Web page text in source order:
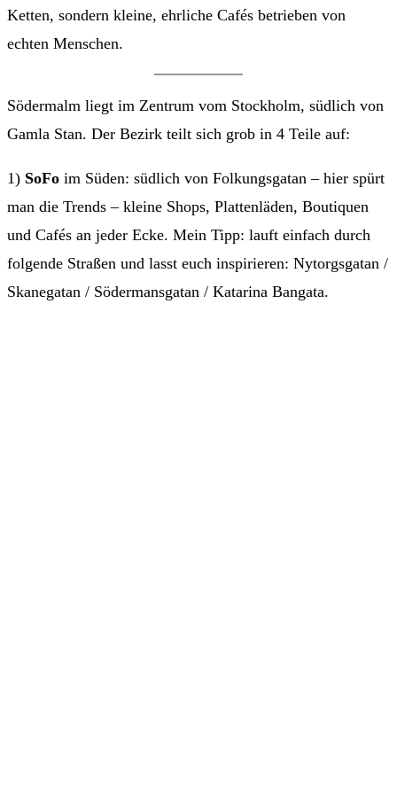
Ketten, sondern kleine, ehrliche Cafés betrieben von
echten Menschen.
Södermalm liegt im Zentrum vom Stockholm, südlich von
Gamla Stan. Der Bezirk teilt sich grob in 4 Teile auf:
1) SoFo im Süden: südlich von Folkungsgatan – hier spürt
man die Trends – kleine Shops, Plattenläden, Boutiquen
und Cafés an jeder Ecke. Mein Tipp: lauft einfach durch
folgende Straßen und lasst euch inspirieren: Nytorgsgatan /
Skanegatan / Södermansgatan / Katarina Bangata.